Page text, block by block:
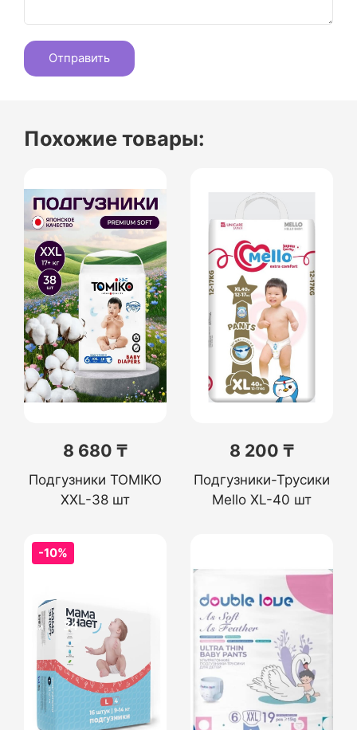
Похожие товары:
8 680 ₸
Подгузники TOMIKO
XXL-38 шт
8 200 ₸
Подгузники-Трусики
Mello XL-40 шт
-10%